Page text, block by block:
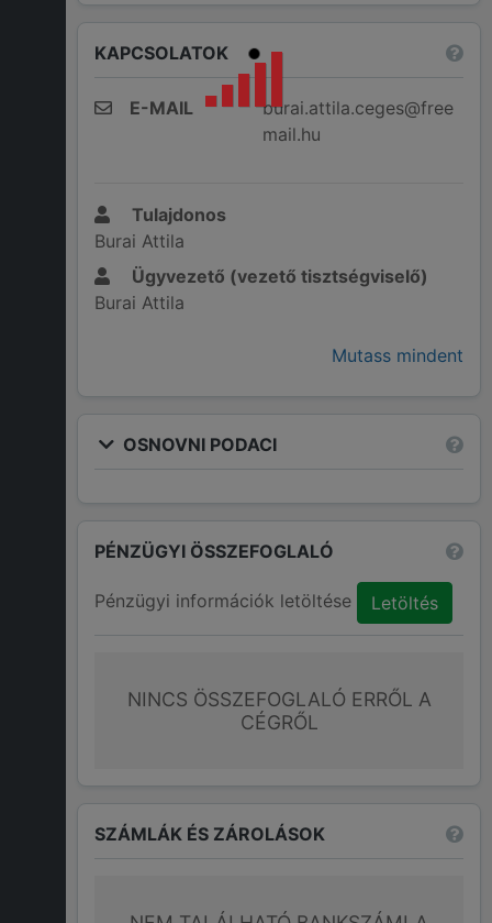
KAPCSOLATOK
E-MAIL
burai.attila.ceges@free
mail.hu
Tulajdonos
Burai Attila
Ügyvezető (vezető tisztségviselő)
Burai Attila
Mutass mindent
OSNOVNI PODACI
PÉNZÜGYI ÖSSZEFOGLALÓ
Pénzügyi információk letöltése Letöltés
NINCS ÖSSZEFOGLALÓ ERRŐL A
CÉGRŐL
SZÁMLÁK ÉS ZÁROLÁSOK